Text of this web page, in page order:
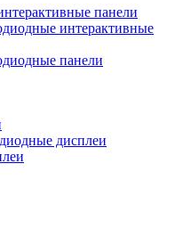
панели
интерактивные
панели
дисплеи